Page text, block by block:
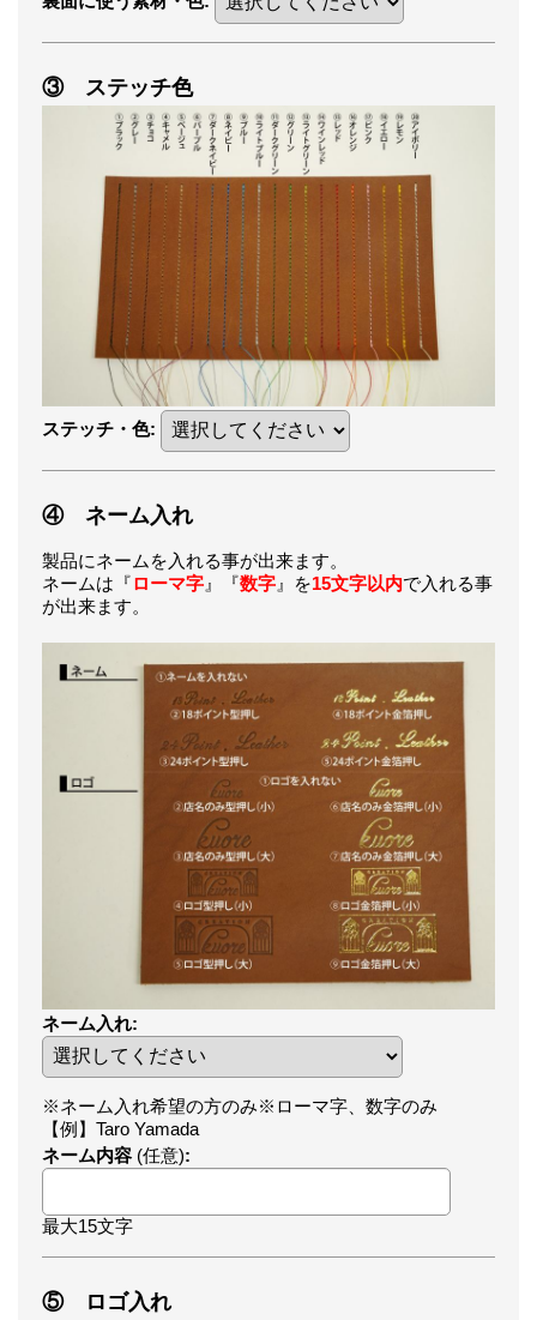
③ ステッチ色
ステッチ・色:
④ ネーム入れ
製品にネームを入れる事が出来ます。
ネームは『ローマ字 』『数字 』を15文字以内で入れる事
が出来ます。
ネーム入れ:
※ネーム入れ希望の方のみ※ローマ字、数字のみ
【例】Taro Yamada
ネーム内容 (任意):
最大15文字
⑤ ロゴ入れ